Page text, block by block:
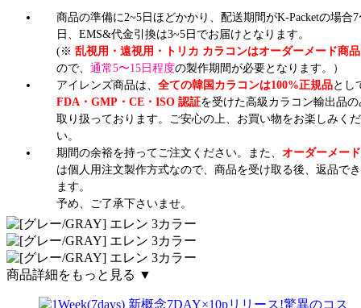
商品の準備に2~5日ほどかかり、配送期間がK-Packetの場合7
日、EMS&代金引換は3~5日でお届けとなります。
(※ 乱視用・遠視用・トリカ カラコンはオーダーメード商品
ので、 通常5〜15日程度の製作期間が必要となります。）
アイレンズ商品は、 全ての韓国カラコンは100%正規品とし
FDA・GMP・CE・ISO 認証を受けた高級カラコン輸出品の
取り扱っております。ご安心の上、お買い物をお楽しみく
い。
期間の余裕を持ってご注文ください。また、 オーダーメー
は個人用注文製作方式なので、商品を受け取る後、返品で
ます。
予め、ご了承下さいませ。
商品詳細をもっと見る ▼